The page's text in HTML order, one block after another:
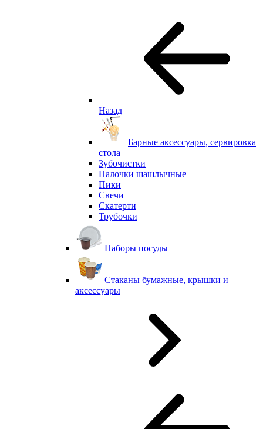
Назад
Барные аксессуары, сервировка
стола
Зубочистки
Палочки шашлычные
Пики
Свечи
Скатерти
Трубочки
Наборы посуды
Стаканы бумажные, крышки и
аксессуары